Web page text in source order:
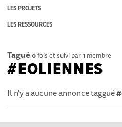
LES PROJETS
LES RESSOURCES
Tagué 0fois et suivi par1 membre
#EOLIENNES
Il n'y a aucune annonce taggué